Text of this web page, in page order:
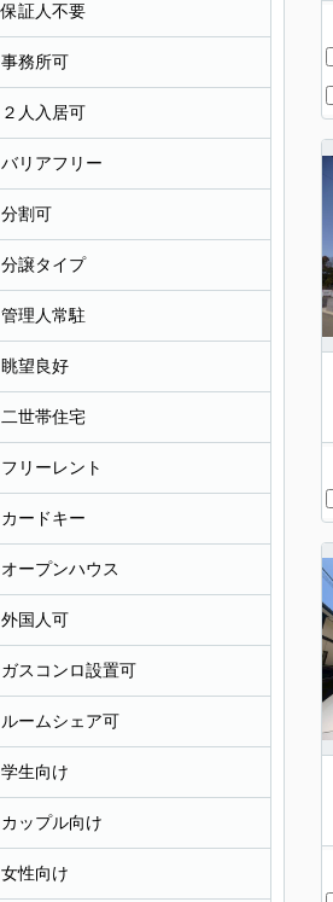
保証人不要
事務所可
２人入居可
バリアフリー
分割可
分譲タイプ
管理人常駐
眺望良好
二世帯住宅
フリーレント
カードキー
オープンハウス
外国人可
ガスコンロ設置可
ルームシェア可
学生向け
カップル向け
女性向け